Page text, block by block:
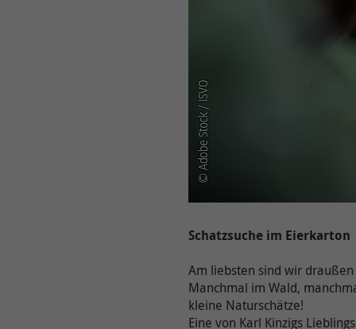
Schatzsuche im Eierkarton
Am liebsten sind wir
Manchmal im Wald,
kleine Naturschätze!
Eine von Karl Kinzigs